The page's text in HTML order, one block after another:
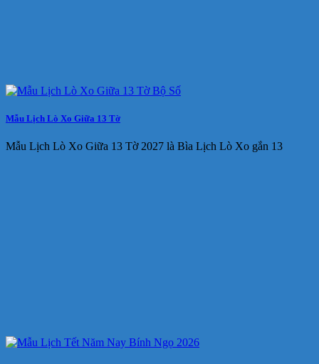
Mẫu Lịch Lò Xo Giữa 13 Tờ
Mẫu Lịch Lò Xo Giữa 13 Tờ 2027 là Bìa Lịch Lò Xo gắn 13